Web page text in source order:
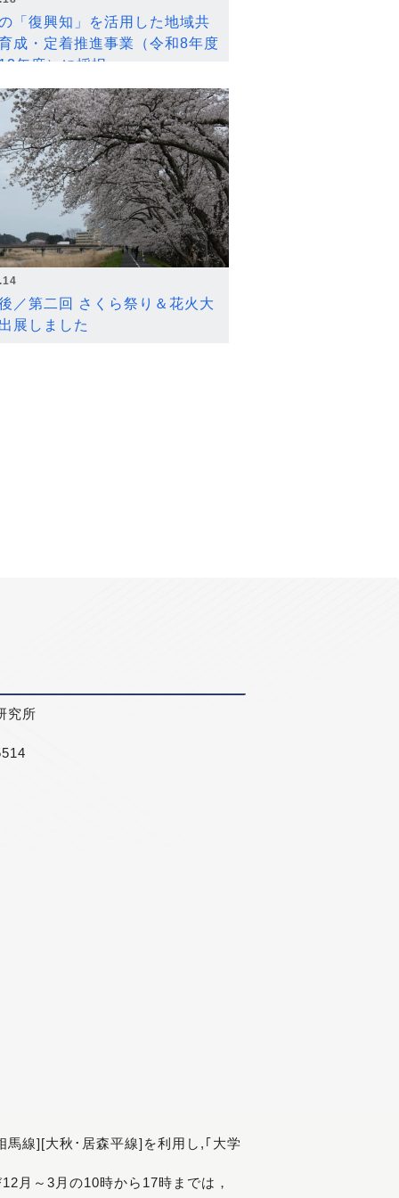
「復興知」を活用した地域共
成・定着推進事業（令和8年度
年度）に採択
／第二回 さくら祭り＆花火大
展しました
究所
線][大秋･居森平線]を利用し,｢大学
月～3月の10時から17時までは，